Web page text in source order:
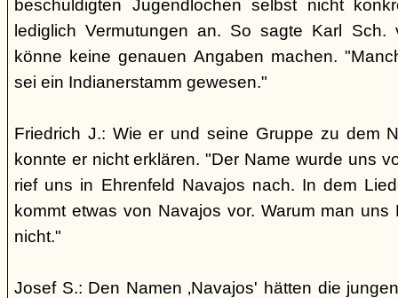
beschuldigten Jugendlochen selbst nicht
lediglich Vermutungen an. So sagte Karl
könne keine genauen Angaben machen.
sei ein Indianerstamm gewesen."
Friedrich J.: Wie er und seine Gruppe zu dem
konnte er nicht erklären. "Der Name wurde uns
rief uns in Ehrenfeld Navajos nach. In dem
kommt etwas von Navajos vor. Warum man
nicht."
Josef S.: Den Namen ‚Navajos' hätten die